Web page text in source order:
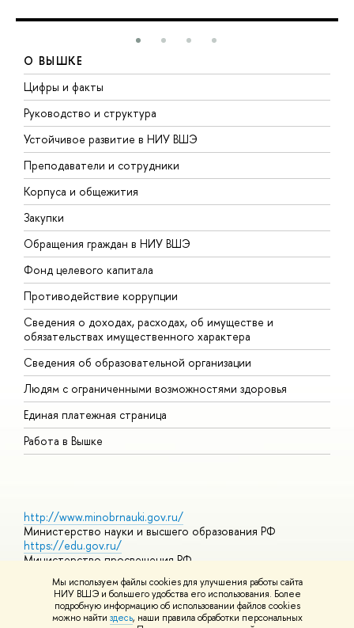
Мы используем файлы cookies для улучшения работы сайта
НИУ ВШЭ и большего удобства его использования. Более
подробную информацию об использовании файлов cookies
можно найти здесь, наши правила обработки персональных
О ВЫШКЕ
Цифры и факты
Руководство и структура
Устойчивое развитие в НИУ ВШЭ
Преподаватели и сотрудники
Корпуса и общежития
Закупки
Обращения граждан в НИУ ВШЭ
Фонд целевого капитала
Противодействие коррупции
Сведения о доходах, расходах, об имуществе и
обязательствах имущественного характера
Сведения об образовательной организации
Людям с ограниченными возможностями здоровья
Единая платежная страница
Работа в Вышке
http://www.minobrnauki.gov.ru/
Министерство науки и высшего образования РФ
https://edu.gov.ru/
Министерство просвещения РФ
https://elearning.hse.ru/mooc
Массовые открытые онлайн-курсы